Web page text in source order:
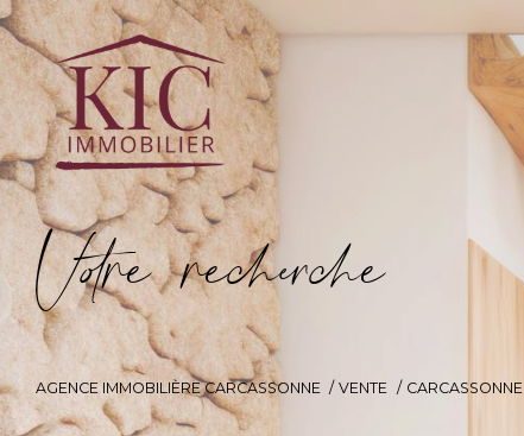
Vore recece
AGENCE IMMOBILIÈRE CARCASSONNE VENTE CARCASSONNE